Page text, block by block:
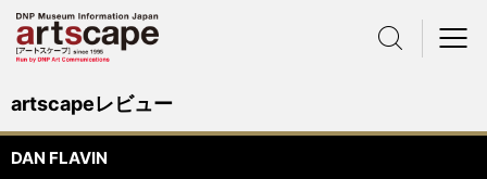
artscapeレビュー
DAN FLAVIN
サイト内検索